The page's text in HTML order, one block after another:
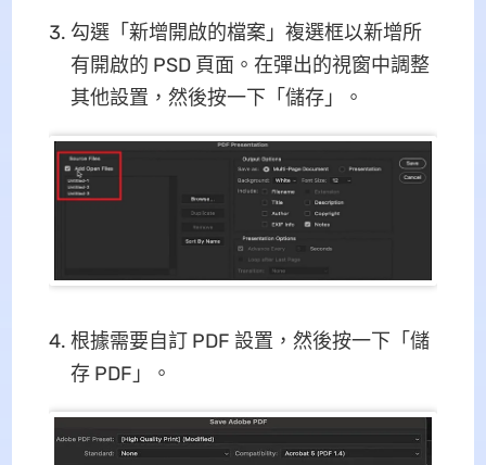
勾選「新增開啟的檔案」複選框以新增所
有開啟的 PSD 頁面。在彈出的視窗中調整
其他設置，然後按一下「儲存」。
根據需要自訂 PDF 設置，然後按一下「儲
存 PDF」。